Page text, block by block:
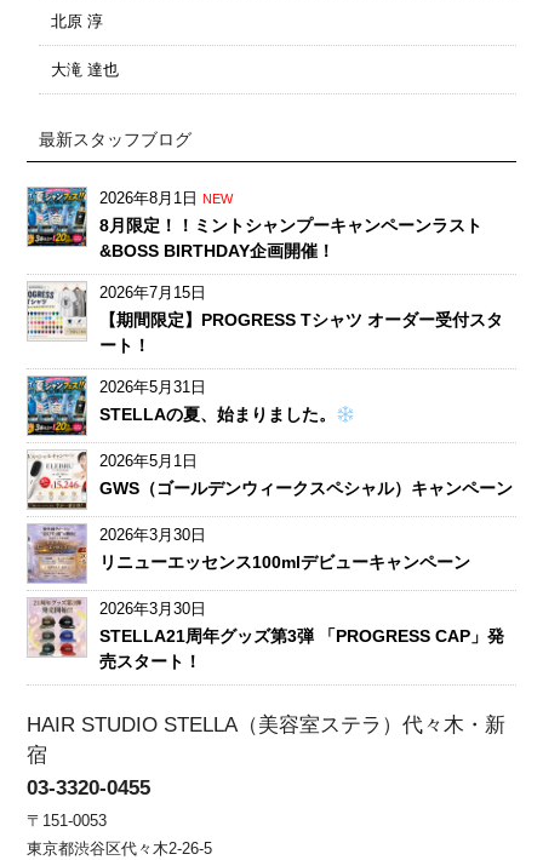
北原 淳
大滝 達也
最新スタッフブログ
2026年8月1日 NEW
8月限定！！ミントシャンプーキャンペーンラスト
&BOSS BIRTHDAY企画開催！
2026年7月15日
【期間限定】PROGRESS Tシャツ オーダー受付スタ
ート！
2026年5月31日
STELLAの夏、始まりました。
2026年5月1日
GWS（ゴールデンウィークスペシャル）キャンペーン
2026年3月30日
リニューエッセンス100mlデビューキャンペーン
2026年3月30日
STELLA21周年グッズ第3弾 「PROGRESS CAP」発
売スタート！
HAIR STUDIO STELLA（美容室ステラ）代々木・新
宿
03-3320-0455
〒151-0053
東京都渋谷区代々木2-26-5